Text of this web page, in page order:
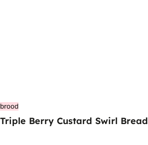
brood
Triple Berry Custard Swirl Bread